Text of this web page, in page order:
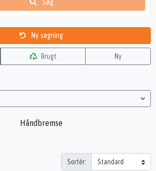
Søg
Ny søgning
Brugt Ny
Håndbremse
Sortér: